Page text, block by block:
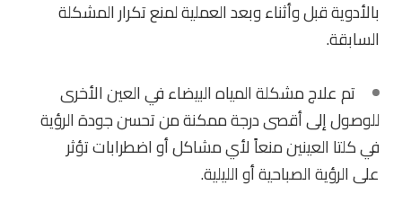
بالأدوية قبل وأثناء وبعد العملية لمنع تكرار المشكلة
السابقة.
تم علاج مشكلة المياه البيضاء في العين الأخرى
للوصول إلى أقصى درجة ممكنة من تحسن جودة الرؤية
في كلتا العينين منعاً لأي مشاكل أو اضطرابات تؤثر
على الرؤية الصباحية أو الليلية.